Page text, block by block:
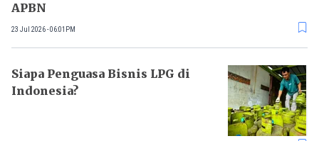
APBN
23 Jul 2026 - 06:01PM
Siapa Penguasa Bisnis LPG di
Indonesia?